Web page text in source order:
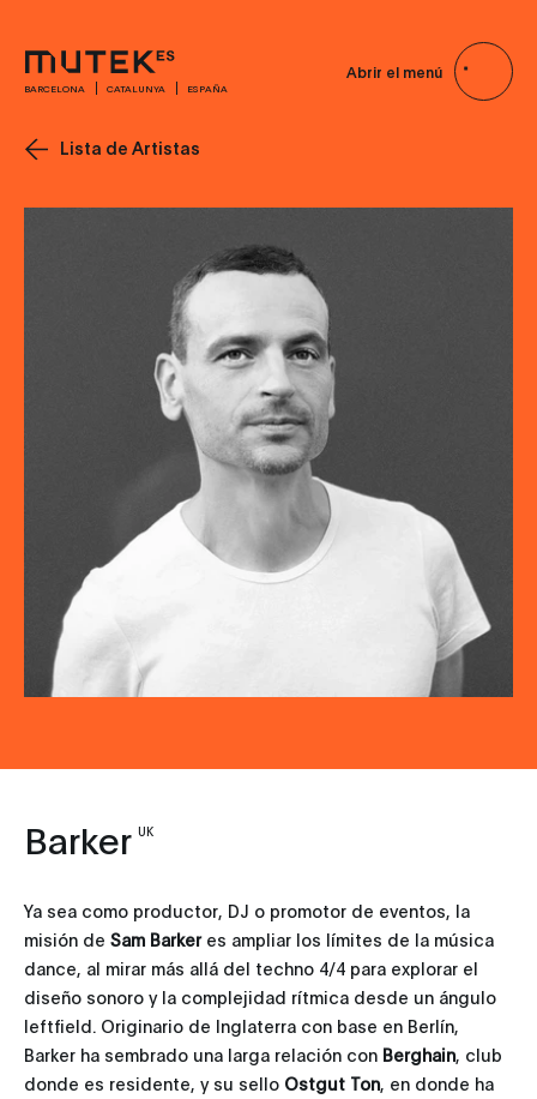
BARCELONA CATALUNYA ESPAÑA
Abrir el menú
Lista de Artistas
Barker UK
Ya sea como productor, DJ o promotor de eventos, la
misión de Sam Barkeres ampliar los límites de la música
dance, al mirar más allá del techno 4/4 para explorar el
diseño sonoro y la complejidad rítmica desde un ángulo
leftfield. Originario de Inglaterra con base en Berlín,
Barker ha sembrado una larga relación con Berghain, club
donde es residente, y su sello Ostgut Ton, en donde ha